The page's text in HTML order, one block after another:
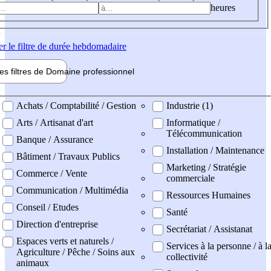
heures
le filtre de durée hebdomadaire
filtres de Domaine professionnel
professionel
Achats / Comptabilité / Gestion
Arts / Artisanat d'art
Banque / Assurance
Bâtiment / Travaux Publics
Commerce / Vente
Communication / Multimédia
Conseil / Etudes
Direction d'entreprise
Espaces verts et naturels /
Agriculture / Pêche / Soins aux
animaux
Industrie (1)
Informatique /
Télécommunication
Installation / Maintenance
Marketing / Stratégie
commerciale
Ressources Humaines
Santé
Secrétariat / Assistanat
Services à la personne / à la
collectivité